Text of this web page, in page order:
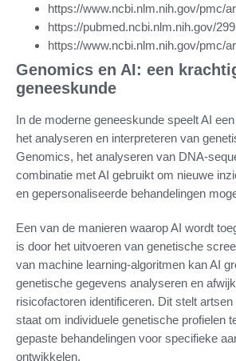
https://www.ncbi.nlm.nih.gov/pmc/
https://pubmed.ncbi.nlm.nih.gov/
https://www.ncbi.nlm.nih.gov/pmc/
Genomics en AI: een
geneeskunde
In de moderne geneeskunde speelt AI
het analyseren en interpreteren van
Genomics, het analyseren van DNA-
combinatie met AI gebruikt om nieuwe
en gepersonaliseerde behandelingen
Een van de manieren waarop AI wordt
is door het uitvoeren van genetische
van machine learning-algoritmen kan AI
genetische gegevens analyseren en
risicofactoren identificeren. Dit stelt
staat om individuele genetische profielen
gepaste behandelingen voor specifieke
ontwikkelen.